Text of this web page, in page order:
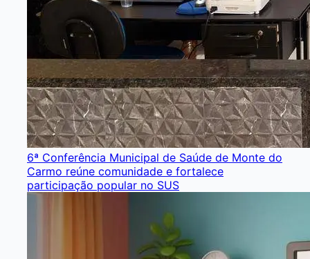
6ª Conferência Municipal de Saúde de Monte do
Carmo reúne comunidade e fortalece
participação popular no SUS